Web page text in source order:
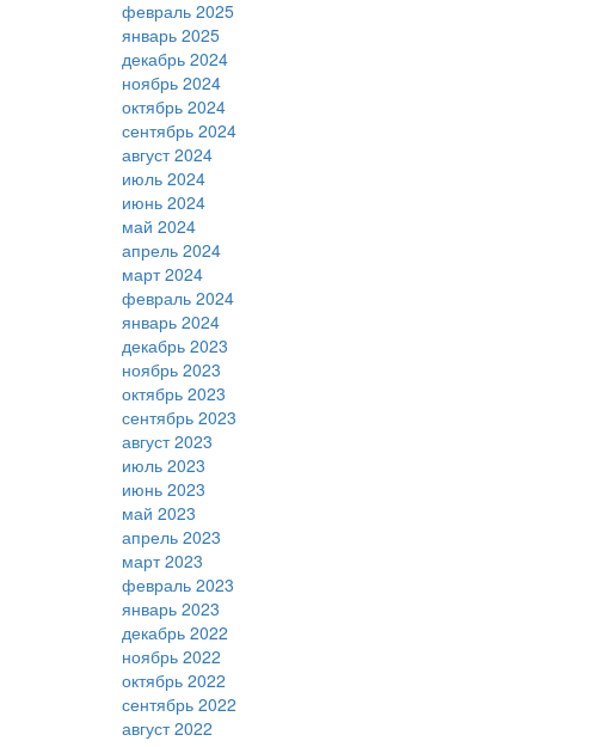
февраль 2025
январь 2025
декабрь 2024
ноябрь 2024
октябрь 2024
сентябрь 2024
август 2024
июль 2024
июнь 2024
май 2024
апрель 2024
март 2024
февраль 2024
январь 2024
декабрь 2023
ноябрь 2023
октябрь 2023
сентябрь 2023
август 2023
июль 2023
июнь 2023
май 2023
апрель 2023
март 2023
февраль 2023
январь 2023
декабрь 2022
ноябрь 2022
октябрь 2022
сентябрь 2022
август 2022